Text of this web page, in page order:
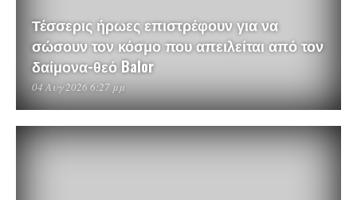
Τέσσερις ήρωες επιστρέφουν για να
σώσουν τον κόσμο που απειλείται από τον
δαίμονα-θεό Balor
04 Αυγ 2026 6:27 μμ